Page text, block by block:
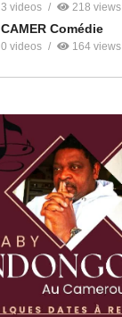
3 videos 218 views
CAMER Comédie
0 videos 164 views